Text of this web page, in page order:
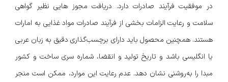
در موفقیت فرآیند صادرات دارد. دریافت مجوز هایی نظیر گواهی
سلامت و رعایت الزامات بخشی از فرآیند صادرات مواد غذایی به امارات
هستند. همچنین محصول باید دارای برچسب‌گذاری دقیق به زبان عربی
یا انگلیسی باشد و تاریخ تولید و انقضا، شماره سری ساخت و کشور
مبدا را به‌روشنی نشان دهد. عدم رعایت این موارد، ممکن است منجر